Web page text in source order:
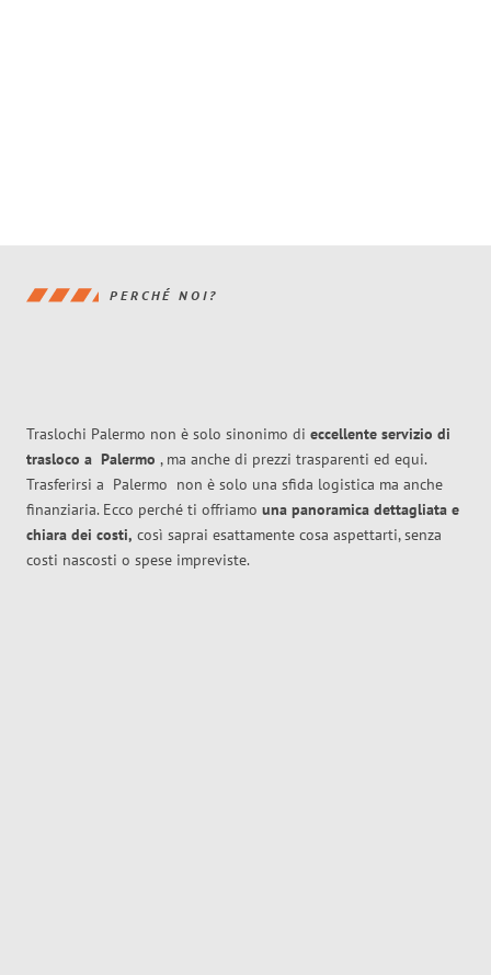
PERCHÉ NOI?
Traslochi Palermo non è solo sinonimo di eccellente servizio di
trasloco a Palermo , ma anche di prezzi trasparenti ed equi.
Trasferirsi a Palermo non è solo una sfida logistica ma anche
finanziaria. Ecco perché ti offriamo una panoramica dettagliata e
chiara dei costi, così saprai esattamente cosa aspettarti, senza
costi nascosti o spese impreviste.